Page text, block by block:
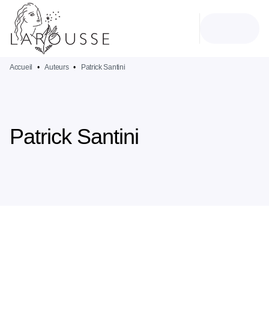
MENU
PIED DE PAGE
Accueil • Auteurs • Patrick Santini
Patrick Santini